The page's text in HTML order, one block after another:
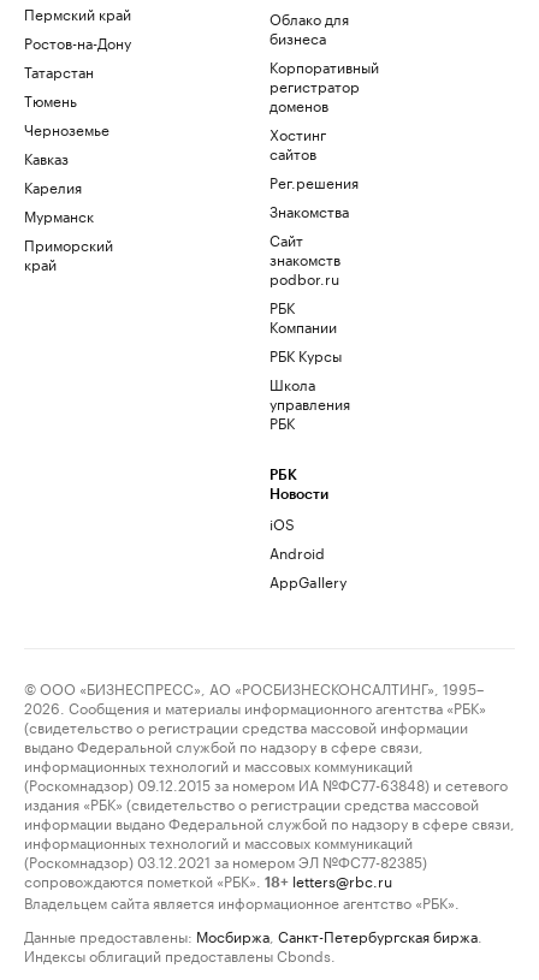
Пермский край
Ростов-на-Дону
Татарстан
Тюмень
Черноземье
Кавказ
Карелия
Мурманск
Приморский
край
Облако для
бизнеса
Корпоративный
регистратор
доменов
Хостинг
сайтов
Рег.решения
Знакомства
Сайт
знакомств
podbor.ru
РБК
Компании
РБК Курсы
Школа
управления
РБК
РБК
Новости
iOS
Android
AppGallery
© ООО «БИЗНЕСПРЕСС», АО «РОСБИЗНЕСКОНСАЛТИНГ», 1995–
2026. Сообщения и материалы информационного агентства «РБК»
(свидетельство о регистрации средства массовой информации
выдано Федеральной службой по надзору в сфере связи,
информационных технологий и массовых коммуникаций
(Роскомнадзор) 09.12.2015 за номером ИА №ФС77-63848) и сетевого
издания «РБК» (свидетельство о регистрации средства массовой
информации выдано Федеральной службой по надзору в сфере связи,
информационных технологий и массовых коммуникаций
(Роскомнадзор) 03.12.2021 за номером ЭЛ №ФС77-82385)
сопровождаются пометкой «РБК».
18+ letters@rbc.ru
Владельцем сайта является информационное агентство «РБК».
Данные предоставлены: Мосбиржа Санкт-Петербургская биржа
Индексы облигаций предоставлены Cbonds.